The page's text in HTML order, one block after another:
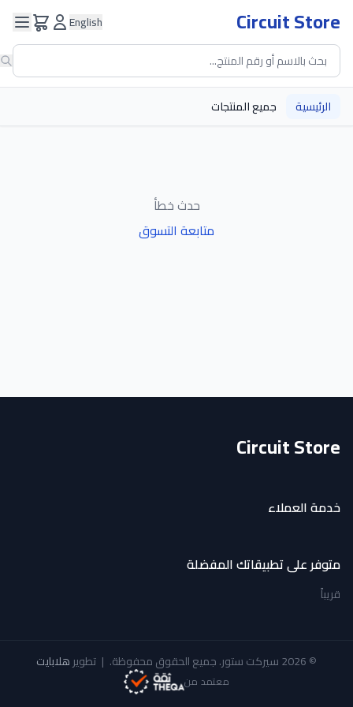
Circuit Store
English
الرئيسية جميع المنتجات
حدث خطأ
متابعة التسوق
Circuit Store
خدمة العملاء
متوفر على تطبيقاتك المفضلة
قريباً
© 2026 سيركت ستور. جميع الحقوق محفوظة. | تطويرهلابايت
معتمد من